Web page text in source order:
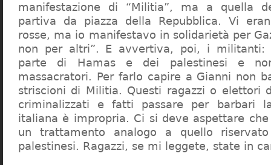
manifestazione di “Militia”, ma a quella
partiva da piazza della Repubblica. Vi
rosse, ma io manifestavo in solidarietà per
non per altri”. E avvertiva, poi, i militanti:
parte di Hamas e dei palestinesi e
massacratori. Per farlo capire a Gianni non
striscioni di Militia. Questi ragazzi o elettori
criminalizzati e fatti passare per barbari
italiana è impropria. Ci si deve aspettare
un trattamento analogo a quello
palestinesi. Ragazzi, se mi leggete, state in